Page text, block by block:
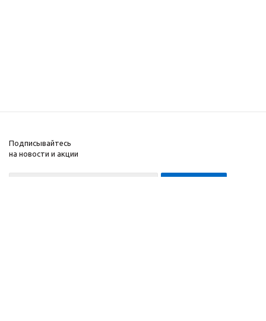
Подписывайтесь
на новости и акции